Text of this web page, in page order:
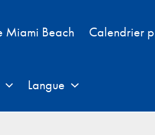
Miami Beach Calendrier
Langue